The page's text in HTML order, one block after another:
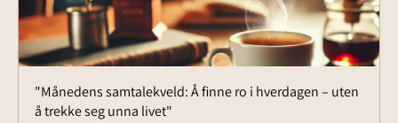
"Månedens samtalekveld: Å finne ro i hverdagen – uten
å trekke seg unna livet"